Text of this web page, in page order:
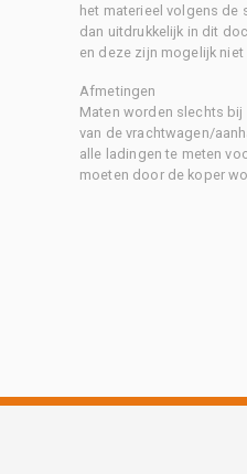
het materieel volgens
dan uitdrukkelijk in dit
en deze zijn mogelijk
Afmetingen
Maten worden slechts bij
van de vrachtwagen/
alle ladingen te meten
moeten door de koper